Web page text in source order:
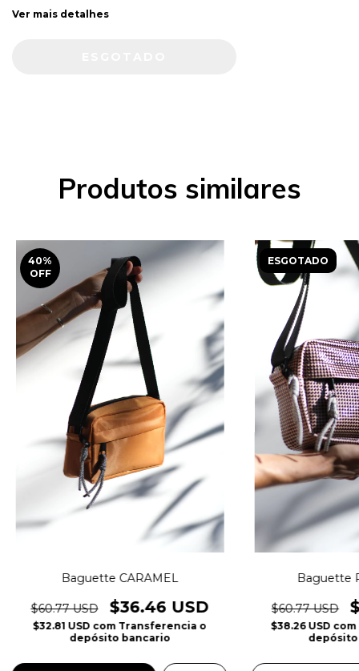
Ver mais detalhes
Produtos similares
40%
OFF
Baguette CARAMEL
$60.77 USD $36.46 USD
$32.81 USD com Transferencia o
depósito bancario
ESGOTADO
Baguette
$60.77 USD
$38.26 USD com